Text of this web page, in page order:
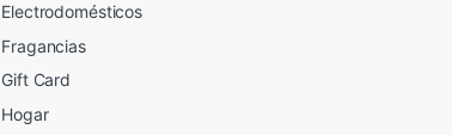
Electrodomésticos
Fragancias
Gift Card
Hogar